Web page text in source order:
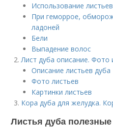
Использование
При геморрое,
ладоней
Бели
Выпадение волос
Лист дуба описание. Фото
Описание листьев дуба
Фото листьев
Картинки листьев
Кора дуба для желудка.
Листья дуба